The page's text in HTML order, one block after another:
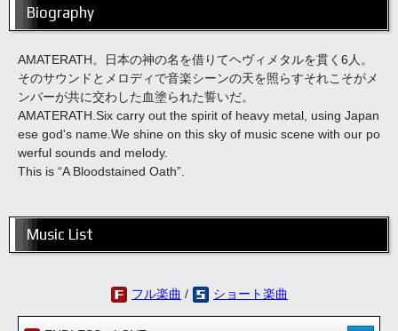
Biography
AMATERATH。日本の神の名を借りてヘヴィメタルを貫く6人。
そのサウンドとメロディで音楽シーンの天を照らすそれこそがメ
ンバーが共に交わした血塗られた誓いだ。
AMATERATH.Six carry out the spirit of heavy metal, using Japan
ese god's name.We shine on this sky of music scene with our po
werful sounds and melody.
This is “A Bloodstained Oath”.
Music List
フル楽曲 / ショート楽曲